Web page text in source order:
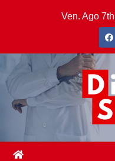
Ven. Ago